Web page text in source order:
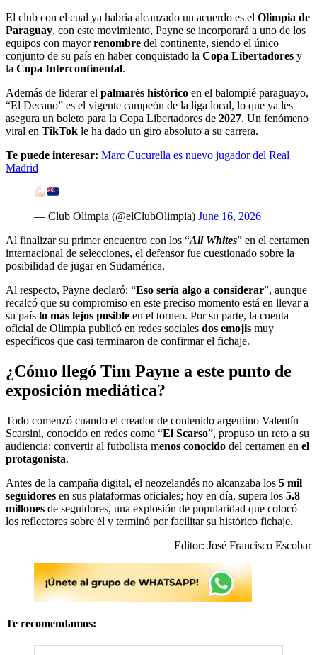
El club con el cual ya habría alcanzado un acuerdo es el Olimpia de
Paraguay, con este movimiento, Payne se incorporará a uno de los
equipos con mayorrenombre del continente, siendo el único
conjunto de su país en haber conquistado la Copa Libertadores y
la Copa Intercontinental.
Además de liderar el palmarés histórico en el balompié paraguayo,
“El Decano” es el vigente campeón de la liga local, lo que ya les
asegura un boleto para la Copa Libertadores de 2027. Un fenómeno
viral en TikTok le ha dado un giro absoluto a su carrera.
Te puede interesar: Marc Cucurella es nuevo jugador del Real
Madrid
— Club Olimpia (@elClubOlimpia) June 16, 2026
Al finalizar su primer encuentro con los “All Whites” en el certamen
internacional de selecciones, el defensor fue cuestionado sobre la
posibilidad de jugar en Sudamérica.
Al respecto, Payne declaró: “Eso sería algo a considerar”, aunque
recalcó que su compromiso en este preciso momento está en llevar a
su país lo más lejos posible en el torneo. Por su parte, la cuenta
oficial de Olimpia publicó en redes sociales dos emojis muy
específicos que casi terminaron de confirmar el fichaje.
¿Cómo llegó Tim Payne a este punto de
exposición mediática?
Todo comenzó cuando el creador de contenido argentino Valentín
Scarsini, conocido en redes como “El Scarso”, propuso un reto a su
audiencia: convertir al futbolista menos conocido del certamen en el
protagonista.
Antes de la campaña digital, el neozelandés no alcanzaba los 5 mil
seguidores en sus plataformas oficiales; hoy en día, supera los 5.8
millones de seguidores, una explosión de popularidad que colocó
los reflectores sobre él y terminó por facilitar su histórico fichaje.
Editor: José Francisco Escobar
Te recomendamos: